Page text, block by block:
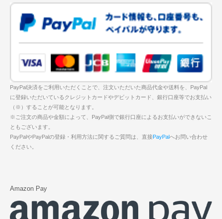
PayPal決済をご利用いただくことで、注文いただいた商品代金や送料を、PayPal
に登録いただいているクレジットカードやデビットカード、銀行口座等でお支払い
（※）することが可能となります。
※ご注文の商品や金額によって、PayPal側で銀行口座によるお支払いができないこ
ともございます。
PayPalやPayPalの登録・利用方法に関するご質問は、直接PayPalへお問い合わせ
ください。
Amazon Pay